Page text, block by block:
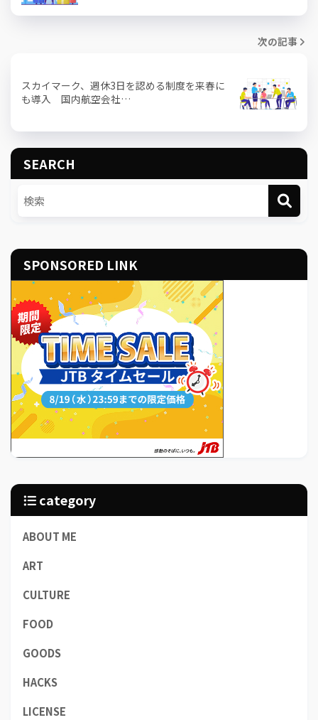
次の記事
スカイマーク、週休3日を認める制度を来春に
も導入 国内航空会社…
SEARCH
SPONSORED LINK
category
ABOUT ME
ART
CULTURE
FOOD
GOODS
HACKS
LICENSE